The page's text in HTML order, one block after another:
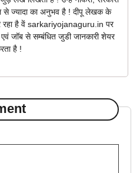
से ज्यादा का अनुभव है ! दीपू लेखक के
रहा है वें sarkariyojanaguru.in पर
जॉब से सम्बंधित जुडी जानकारी शेयर
है !